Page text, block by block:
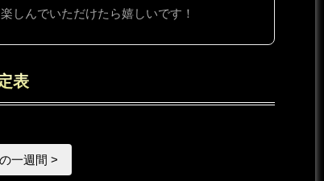
しんでいただけたら嬉しいです！
表
一週間 >